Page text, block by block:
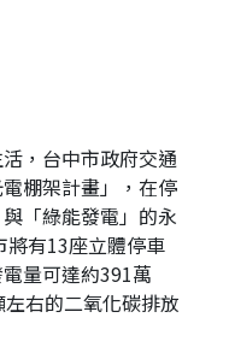
，台中市政府交通
棚架計畫」，在停
「綠能發電」的永
將有13座立體停車
量可達約391萬
右的二氧化碳排放